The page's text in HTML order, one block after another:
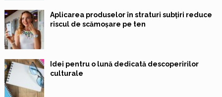
Aplicarea produselor în straturi subțiri reduce
riscul de scămoșare pe ten
Idei pentru o lună dedicată descoperirilor
culturale